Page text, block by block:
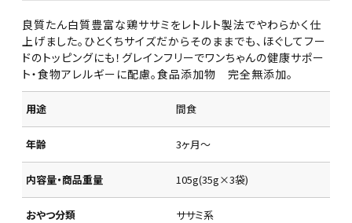
良質たん白質豊富な鶏ササミをレトルト製法でやわらかく仕
上げました。ひとくちサイズだからそのままでも、ほぐしてフー
ドのトッピングにも！グレインフリーでワンちゃんの健康サポー
ト・食物アレルギーに配慮。食品添加物 完全無添加。
用途 間食
年齢 3ヶ月～
内容量・商品重量 105g(35g×3袋)
おやつ分類 ササミ系